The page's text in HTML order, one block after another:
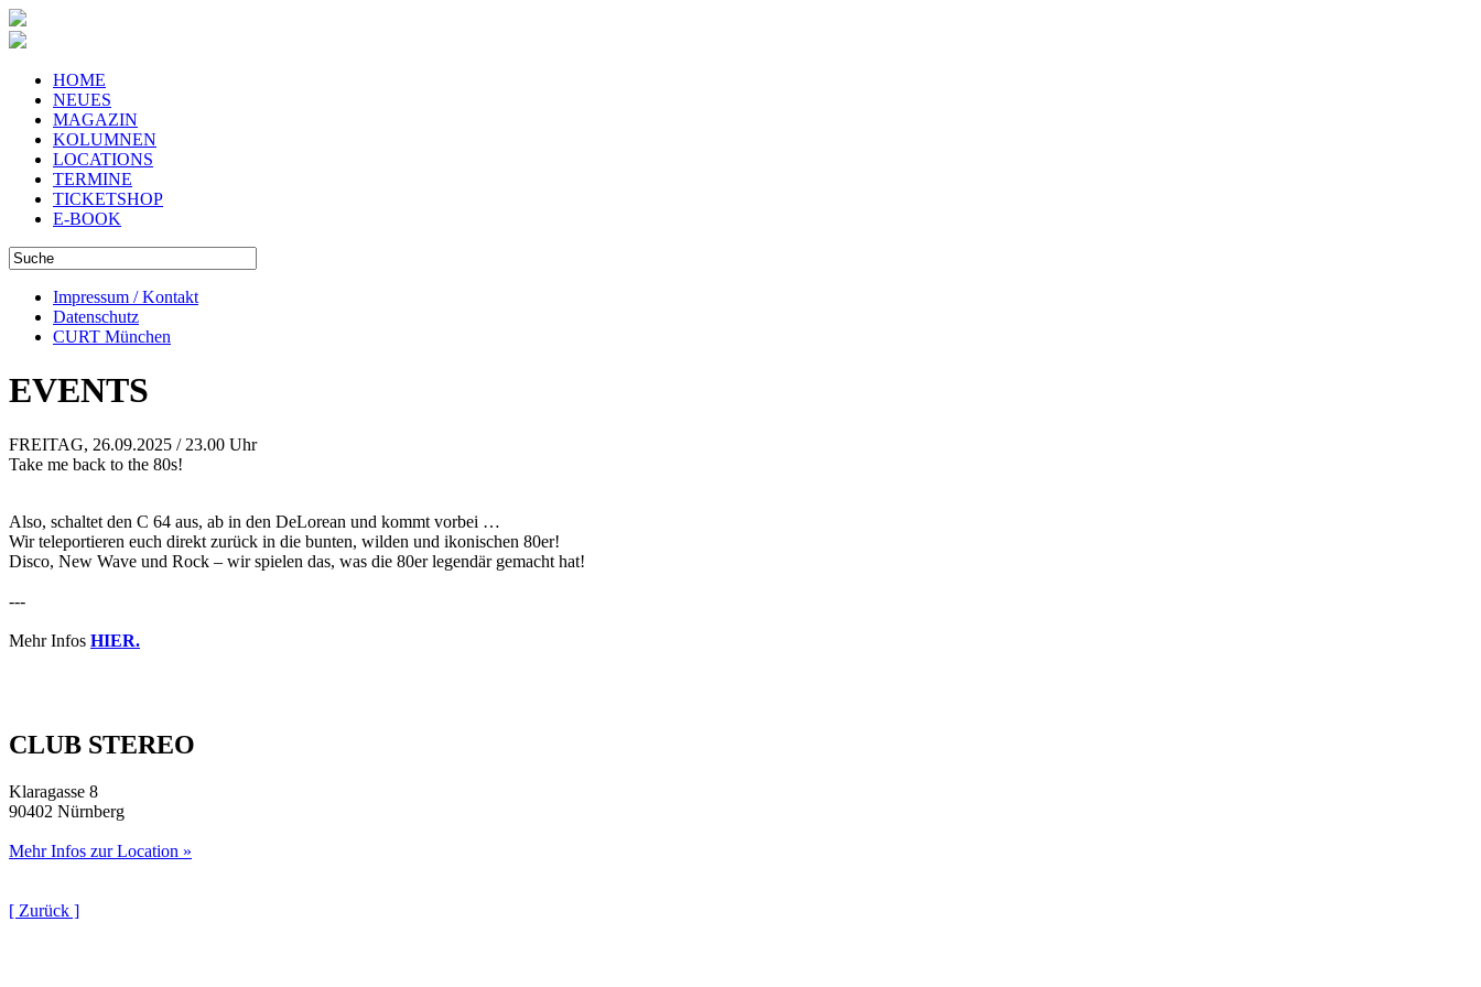
HOME
NEUES
MAGAZIN
KOLUMNEN
LOCATIONS
TERMINE
TICKETSHOP
E-BOOK
Impressum / Kontakt
Datenschutz
CURT München
EVENTS
FREITAG, 26.09.2025 / 23.00 Uhr
Take me back to the 80s!
Also, schaltet den C 64 aus, ab in den DeLorean und kommt vorbei …
Wir teleportieren euch direkt zurück in die bunten, wilden und ikonischen 80er!
Disco, New Wave und Rock – wir spielen das, was die 80er legendär gemacht hat!
---
Mehr Infos HIER.
CLUB STEREO
Klaragasse 8
90402 Nürnberg
Mehr Infos zur Location »
[ Zurück ]